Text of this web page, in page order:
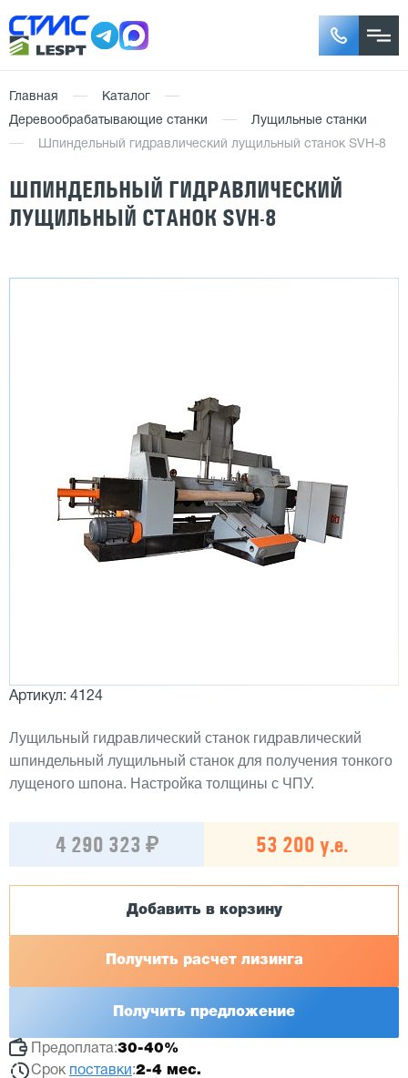
Главная
Каталог
Деревообрабатывающие станки
Лущильные станки
Шпиндельный гидравлический лущильный станок SVH-8
ШПИНДЕЛЬНЫЙ ГИДРАВЛИЧЕСКИЙ
ЛУЩИЛЬНЫЙ СТАНОК SVH-8
Артикул: 4124
Лущильный гидравлический станок гидравлический
шпиндельный лущильный станок для получения тонкого
лущеного шпона. Настройка толщины с ЧПУ.
4 290 323 ₽ 53 200 у.е.
Добавить в корзину
Получить расчет лизинга
Получить предложение
Предоплата:30-40%
Срок поставки :2-4 мес.